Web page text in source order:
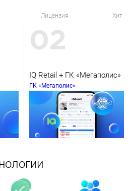
Лицензия Хит
02
IQ Retail + ГК «Мегаполис»
ГК «Мегаполис»